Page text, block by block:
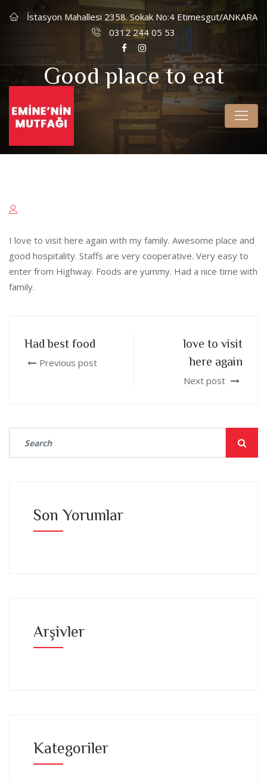
İstasyon Mahallesi 2358. Sokak No:4 Etimesgut/ANKARA
0312 244 05 53
Good place to eat
I love to visit here again with my family. Awesome place and
good hospitality. Staffs are very cooperative. Very easy to
enter from Highway. Foods are yummy. Had a nice time with
family.
Had best food
Previous post
love to visit
here again
Next post
Son Yorumlar
Arşivler
Kategoriler